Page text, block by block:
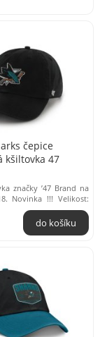
čepice
kšiltovka 47
značky ’47 Brand na
Novinka !!! Velikost:
100% bavlna ...